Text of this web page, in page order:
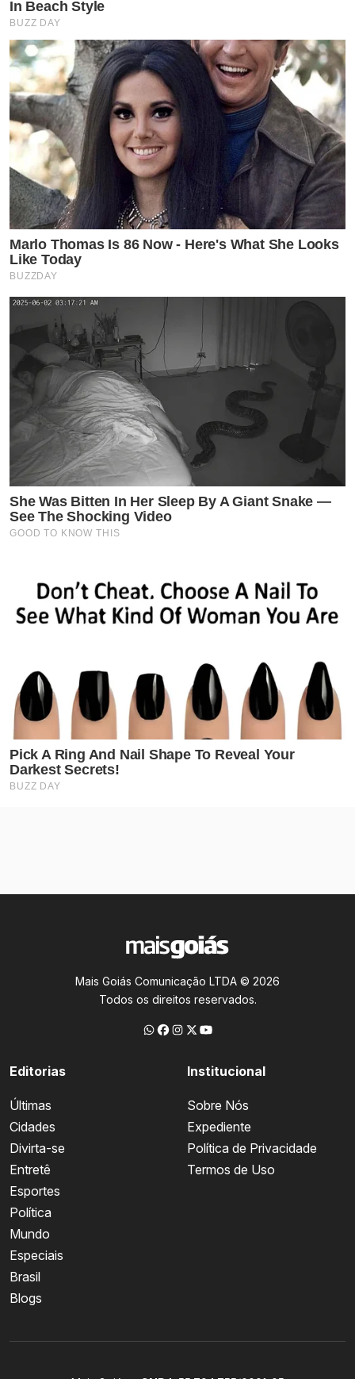
Mais Goiás Comunicação LTDA © 2026
Todos os direitos reservados.
Editorias
Últimas
Cidades
Divirta-se
Entretê
Esportes
Política
Mundo
Especiais
Brasil
Blogs
Institucional
Sobre Nós
Expediente
Política de Privacidade
Termos de Uso